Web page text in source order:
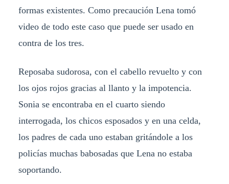
formas existentes. Como precaución Lena tomó
video de todo este caso que puede ser usado en
contra de los tres.
Reposaba sudorosa, con el cabello revuelto y con
los ojos rojos gracias al llanto y la impotencia.
Sonia se encontraba en el cuarto siendo
interrogada, los chicos esposados y en una celda,
los padres de cada uno estaban gritándole a los
policías muchas babosadas que Lena no estaba
soportando.